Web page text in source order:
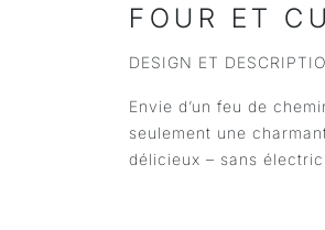
FOUR ET
DESIGN ET
Envie d’un feu de
seulement une
délicieux – sans